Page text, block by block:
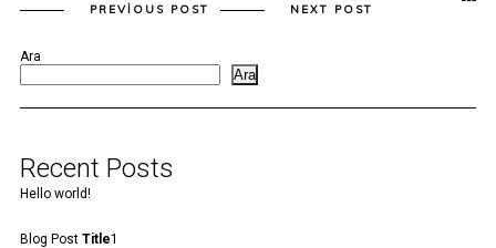
PREVIOUS POST NEXT POST
Ara
Ara
Recent Posts
Hello world!
Blog Post Title1